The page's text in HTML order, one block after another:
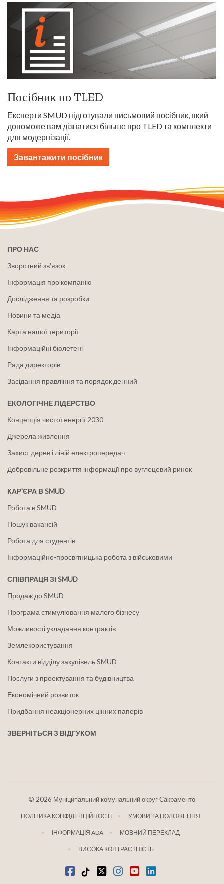
Посібник по TLED
Експерти SMUD підготували письмовий посібник, який
допоможе вам дізнатися більше про TLED та комплекти
для модернізації.
Завантажити посібник
ПРО НАС
Зворотний зв'язок
Інформація про компанію
Дослідження та розробки
Новини та медіа
Карта нашої території
Інформаційні бюлетені
Рада директорів
Засідання правління та порядок денний
ЕКОЛОГІЧНЕ ЛІДЕРСТВО
Концепція чистої енергії 2030
Джерела живлення
Захист дерев і ліній електропередач
Добровільне розкриття інформації про вуглецевий ринок
КАР'ЄРА В SMUD
Робота в SMUD
Пошук вакансій
Робота для студентів
Інформаційно-просвітницька робота з військовими
СПІВПРАЦЯ ЗІ SMUD
Продаж до SMUD
Програма стимулювання малого бізнесу
Можливості укладання контрактів
Землекористування
Контакти відділу закупівель SMUD
Послуги з проектування та будівництва
Економічний розвиток
Придбання неакціонерних цінних паперів
ЗВЕРНІТЬСЯ З ВІДГУКОМ
© 2026 Муніципальний комунальний округ Сакраменто
ПОЛІТИКА КОНФІДЕНЦІЙНОСТІ УМОВИ ТА ПОЛОЖЕННЯ
ІНФОРМАЦІЯ ADA МОВНИЙ ПЕРЕКЛАД
ВИСОКА КОНТРАСТНІСТЬ
Facebook
TiktokтвіттерInstagram
youtubeLinkedIn